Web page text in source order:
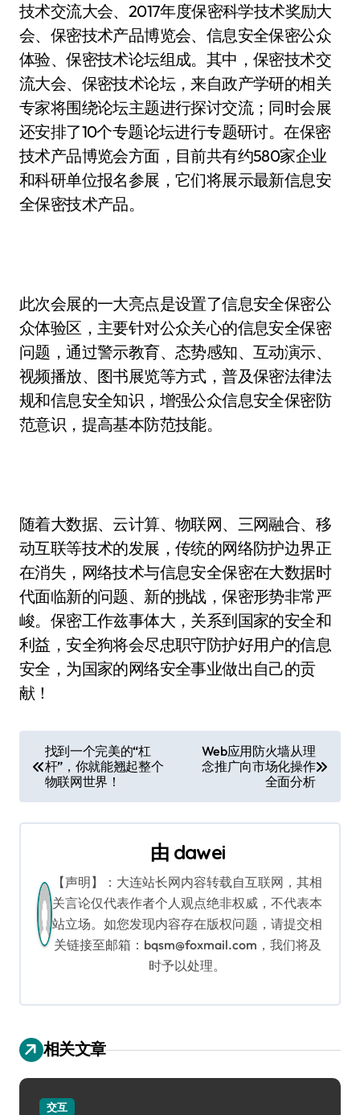
技术交流大会、2017年度保密科学技术奖励大
会、保密技术产品博览会、信息安全保密公众
体验、保密技术论坛组成。其中，保密技术交
流大会、保密技术论坛，来自政产学研的相关
专家将围绕论坛主题进行探讨交流；同时会展
还安排了10个专题论坛进行专题研讨。在保密
技术产品博览会方面，目前共有约580家企业
和科研单位报名参展，它们将展示最新信息安
全保密技术产品。
此次会展的一大亮点是设置了信息安全保密公
众体验区，主要针对公众关心的信息安全保密
问题，通过警示教育、态势感知、互动演示、
视频播放、图书展览等方式，普及保密法律法
规和信息安全知识，增强公众信息安全保密防
范意识，提高基本防范技能。
随着大数据、云计算、物联网、三网融合、移
动互联等技术的发展，传统的网络防护边界正
在消失，网络技术与信息安全保密在大数据时
代面临新的问题、新的挑战，保密形势非常严
峻。保密工作兹事体大，关系到国家的安全和
利益，安全狗将会尽忠职守防护好用户的信息
安全，为国家的网络安全事业做出自己的贡
献！
章
导
找到一个完美的“杠
杆”，你就能翘起整个
物联网世界！
Web应用防火墙从理
念推广向市场化操作
全面分析
由 dawei
【声明】：大连站长网内容转载自互联网，其相
关言论仅代表作者个人观点绝非权威，不代表本
站立场。如您发现内容存在版权问题，请提交相
关链接至邮箱：bqsm@foxmail.com，我们将及
时予以处理。
相关文章
交互